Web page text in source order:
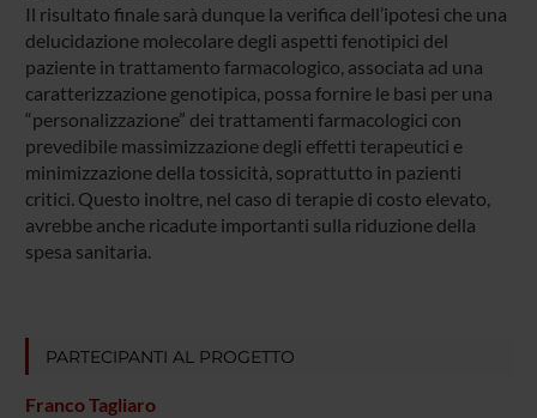
Il risultato finale sarà dunque la verifica dell’ipotesi che una
delucidazione molecolare degli aspetti fenotipici del
paziente in trattamento farmacologico, associata ad una
caratterizzazione genotipica, possa fornire le basi per una
“personalizzazione” dei trattamenti farmacologici con
prevedibile massimizzazione degli effetti terapeutici e
minimizzazione della tossicità, soprattutto in pazienti
critici. Questo inoltre, nel caso di terapie di costo elevato,
avrebbe anche ricadute importanti sulla riduzione della
spesa sanitaria.
PARTECIPANTI AL PROGETTO
Franco Tagliaro